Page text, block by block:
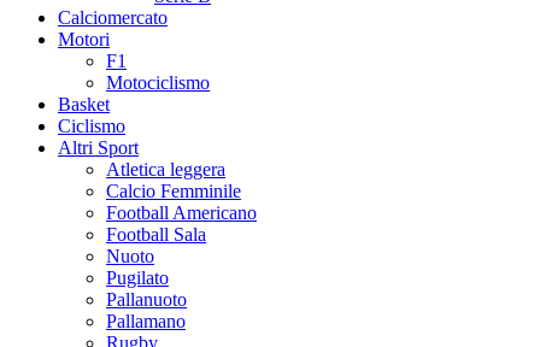
Calciomercato
Motori
F1
Motociclismo
Basket
Ciclismo
Altri Sport
Atletica leggera
Calcio Femminile
Football Americano
Football Sala
Nuoto
Pugilato
Pallanuoto
Pallamano
Rugby